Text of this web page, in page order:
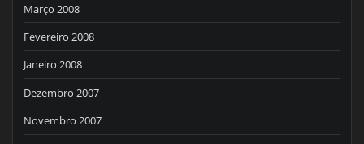
Março 2008
Fevereiro 2008
Janeiro 2008
Dezembro 2007
Novembro 2007